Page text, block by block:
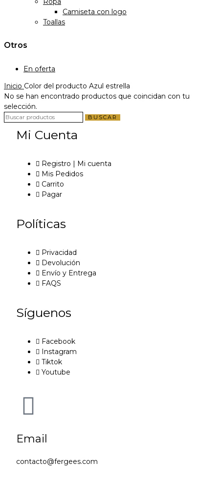
Camiseta con logo
Toallas
Otros
En oferta
Inicio Color del producto Azul estrella
No se han encontrado productos que coincidan con tu
selección.
BUSCAR
Mi Cuenta
Registro | Mi cuenta
Mis Pedidos
Carrito
Pagar
Políticas
Privacidad
Devolución
Envío y Entrega
FAQS
Síguenos
Facebook
Instagram
Tiktok
Youtube
Email
contacto@fergees.com